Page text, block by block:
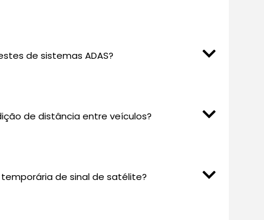
de sistemas ADAS?
de distância entre veículos?
de sinal de satélite?